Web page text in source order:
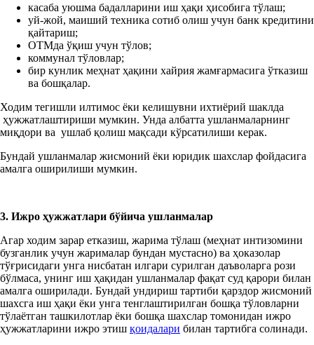
касаба уюшма бадалларини иш ҳақи ҳисобига тўлаш;
уй-жой, маиший техника сотиб олиш учун банк кредитини
қайтариш;
ОТМда ўқиш учун тўлов;
коммунал тўловлар;
бир кунлик меҳнат ҳақини хайрия жамғармасига ўтказиш
ва бошқалар.
Ходим тегишли илтимос ёки келишувни ихтиёрий шаклда
ҳужжатлаштириши мумкин. Унда албатта ушланмаларнинг
миқдори ва ушлаб қолиш мақсади кўрсатилиши керак.
Бундай ушланмалар жисмоний ёки юридик шахслар фойдасига
амалга оширилиши мумкин.
3. Ижро ҳужжатлари бўйича ушланмалар
Агар ходим зарар етказиш, жарима тўлаш (меҳнат интизомини
бузганлик учун жарималар бундан мустасно) ва ҳоказолар
тўғрисидаги унга нисбатан илгари сурилган даъволарга рози
бўлмаса, унинг иш ҳақидан ушланмалар фақат суд қарори билан
амалга оширилади. Бундай ундириш тартиби қарздор жисмоний
шахсга иш ҳақи ёки унга тенглаштирилган бошқа тўловларни
тўлаётган ташкилотлар ёки бошқа шахслар томонидан ижро
ҳужжатларини ижро этиш қоидалари билан тартибга солинади.